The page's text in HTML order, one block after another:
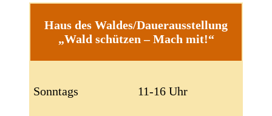
Haus des Waldes/Dauerausstellung
„Wald schützen – Mach mit!“
Sonntags 11-16 Uhr